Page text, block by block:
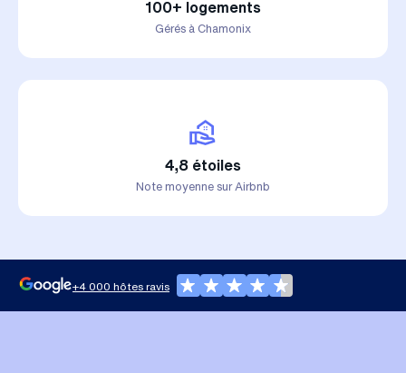
100+ logements
Gérés à Chamonix
4,8 étoiles
Note moyenne sur Airbnb
+4 000 hôtes ravis